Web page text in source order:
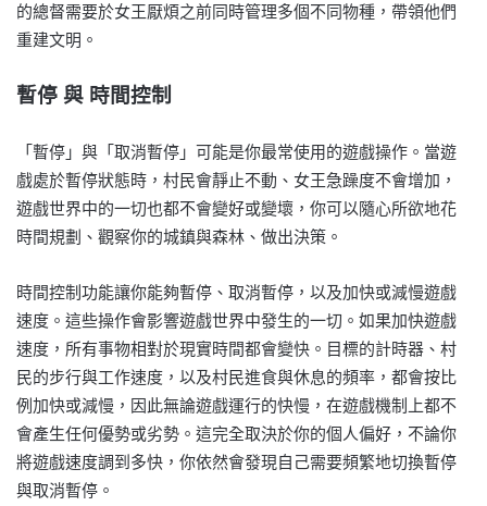
的總督需要於女王厭煩之前同時管理多個不同物種，帶領他們
重建文明。
暫停 與 時間控制
「暫停」與「取消暫停」可能是你最常使用的遊戲操作。當遊
戲處於暫停狀態時，村民會靜止不動、女王急躁度不會增加，
遊戲世界中的一切也都不會變好或變壞，你可以隨心所欲地花
時間規劃、觀察你的城鎮與森林、做出決策。
時間控制功能讓你能夠暫停、取消暫停，以及加快或減慢遊戲
速度。這些操作會影響遊戲世界中發生的一切。如果加快遊戲
速度，所有事物相對於現實時間都會變快。目標的計時器、村
民的步行與工作速度，以及村民進食與休息的頻率，都會按比
例加快或減慢，因此無論遊戲運行的快慢，在遊戲機制上都不
會產生任何優勢或劣勢。這完全取決於你的個人偏好，不論你
將遊戲速度調到多快，你依然會發現自己需要頻繁地切換暫停
與取消暫停。